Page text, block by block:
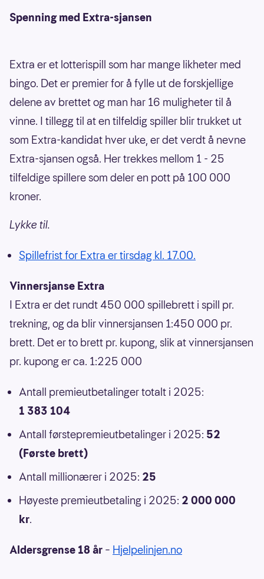
Spenning med Extra-sjansen
Extra er et lotterispill som har mange likheter med
bingo. Det er premier for å fylle ut de forskjellige
delene av brettet og man har 16 muligheter til å
vinne. I tillegg til at en tilfeldig spiller blir trukket ut
som Extra-kandidat hver uke, er det verdt å nevne
Extra-sjansen også. Her trekkes mellom 1 - 25
tilfeldige spillere som deler en pott på 100 000
kroner.
Lykke til.
Spillefrist for Extra er tirsdag kl. 17.00.
Vinnersjanse Extra
I Extra er det rundt 450 000 spillebrett i spill pr.
trekning, og da blir vinnersjansen 1:450 000 pr.
brett. Det er to brett pr. kupong, slik at vinnersjansen
pr. kupong er ca. 1:225 000
Antall premieutbetalinger totalt i 2025:
1 383 104
Antall førstepremieutbetalinger i 2025: 52
(Første brett)
Antall millionærer i 2025: 25
Høyeste premieutbetaling i 2025: 2 000 000
kr.
Aldersgrense 18 år – Hjelpelinjen.no